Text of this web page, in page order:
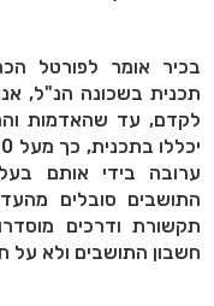
בכיר אומר לפורטל
תכנית בשכונה הנ"ל,
לקדם, עד שהאדמות
ערובה בידי אותם
התושבים סובלים
תקשורת ודרכים
חשבון התושבים ולא על